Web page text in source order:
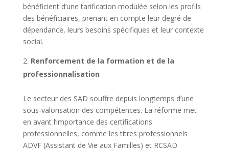
bénéficient d’une tarification modulée selon les profils
des bénéficiaires, prenant en compte leur degré de
dépendance, leurs besoins spécifiques et leur contexte
social.
Renforcement de la formation et de la
professionnalisation
Le secteur des SAD souffre depuis longtemps d’une
sous-valorisation des compétences. La réforme met
en avant l’importance des certifications
professionnelles, comme les titres professionnels
ADVF (Assistant de Vie aux Familles) et RCSAD